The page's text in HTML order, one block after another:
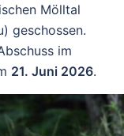
Mölltal
geschossen.
im
21. Juni 2026.